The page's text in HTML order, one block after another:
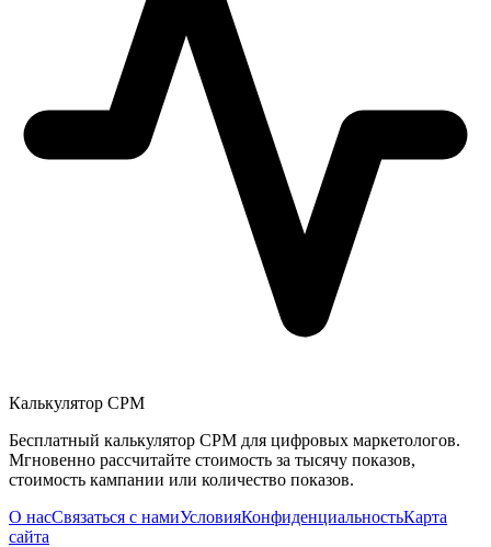
Калькулятор CPM
Бесплатный калькулятор CPM для цифровых маркетологов.
Мгновенно рассчитайте стоимость за тысячу показов,
стоимость кампании или количество показов.
О насСвязаться с намиУсловияКонфиденциальностьКарта
сайта